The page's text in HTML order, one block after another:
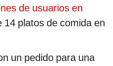
de usuarios en
14 platos de comida en
un pedido para una